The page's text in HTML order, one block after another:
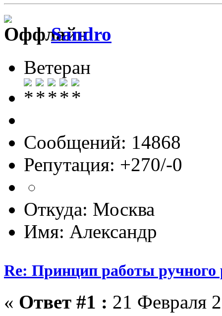
Sandro
Ветеран
Сообщений: 14868
Репутация: +270/-0
Откуда: Москва
Имя: Александр
Re: Принцип работы ручного
« Ответ #1 : 21 Февраля